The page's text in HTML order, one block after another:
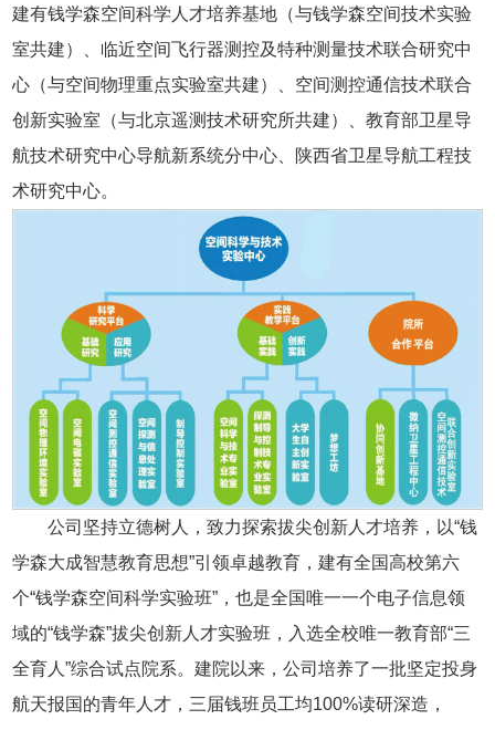
建有钱学森空间科学人才培养基地（与钱学森空间技术实验
室共建）、临近空间飞行器测控及特种测量技术联合研究中
心（与空间物理重点实验室共建）、空间测控通信技术联合
创新实验室（与北京遥测技术研究所共建）、教育部卫星导
航技术研究中心导航新系统分中心、陕西省卫星导航工程技
术研究中心。
公司坚持立德树人，致力探索拔尖创新人才培养，以“钱
学森大成智慧教育思想”引领卓越教育，建有全国高校第六
个“钱学森空间科学实验班”，也是全国唯一一个电子信息领
域的“钱学森”拔尖创新人才实验班，入选全校唯一教育部“三
全育人”综合试点院系。建院以来，公司培养了一批坚定投身
航天报国的青年人才，三届钱班员工均100%读研深造，